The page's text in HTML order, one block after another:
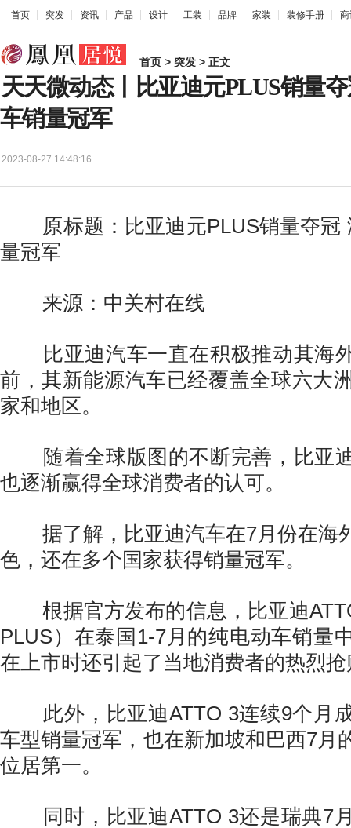
首页 突发 资讯 产品 设计 工装 品牌 家装 装修手册
首页 > 突发 > 正文
天天微动态丨比亚迪元PLUS销量
车销量冠军
2023-08-27 14:48:16
原标题：比亚迪元PLUS销量夺冠
量冠军
来源：中关村在线
比亚迪汽车一直在积极推动其海
前，其新能源汽车已经覆盖全球六大
家和地区。
随着全球版图的不断完善，比亚
也逐渐赢得全球消费者的认可。
据了解，比亚迪汽车在7月份在海
色，还在多个国家获得销量冠军。
根据官方发布的信息，比亚迪
PLUS）在泰国1-7月的纯电动车销量
在上市时还引起了当地消费者的热烈抢
此外，比亚迪ATTO 3连续9个月
车型销量冠军，也在新加坡和巴西7月
位居第一。
同时，比亚迪ATTO 3还是瑞典7